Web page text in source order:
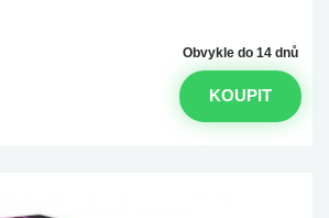
Obvykle do 14 dnů
KOUPIT